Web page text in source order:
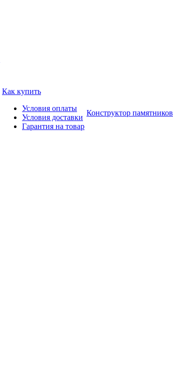
Как купить
Условия оплаты
Условия доставки
Гарантия на товар
Конструктор памятников